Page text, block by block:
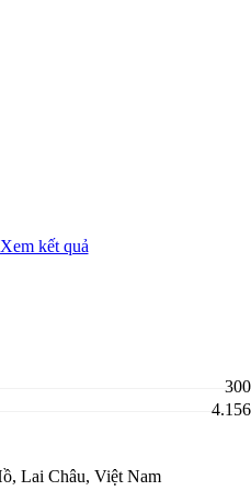
Xem kết quả
300
4.156
Lai Châu, Việt Nam